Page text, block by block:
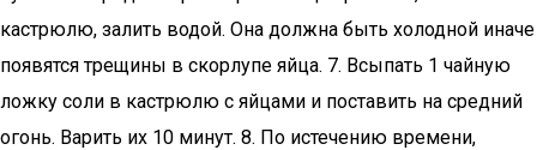
кастрюлю, залить водой. Она должна быть холодной иначе
появятся трещины в скорлупе яйца. 7. Всыпать 1 чайную
ложку соли в кастрюлю с яйцами и поставить на средний
огонь. Варить их 10 минут. 8. По истечению времени,